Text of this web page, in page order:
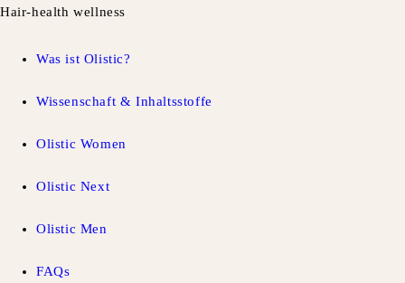
Hair-health wellness
Was ist Olistic?
Wissenschaft & Inhaltsstoffe
Olistic Women
Olistic Next
Olistic Men
FAQs